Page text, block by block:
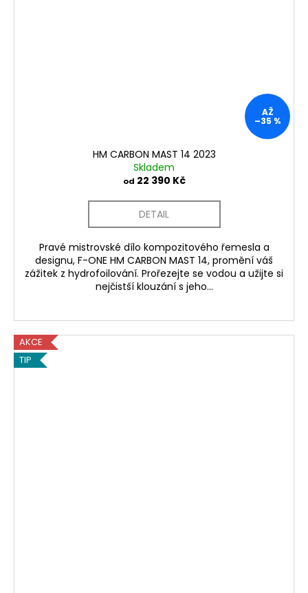
AŽ
–35 %
HM CARBON MAST 14 2023
Skladem
od 22 390 Kč
DETAIL
Pravé mistrovské dílo kompozitového řemesla a
designu, F-ONE HM CARBON MAST 14, promění váš
zážitek z hydrofoilování. Prořezejte se vodou a užijte si
nejčistší klouzání s jeho...
AKCE
TIP